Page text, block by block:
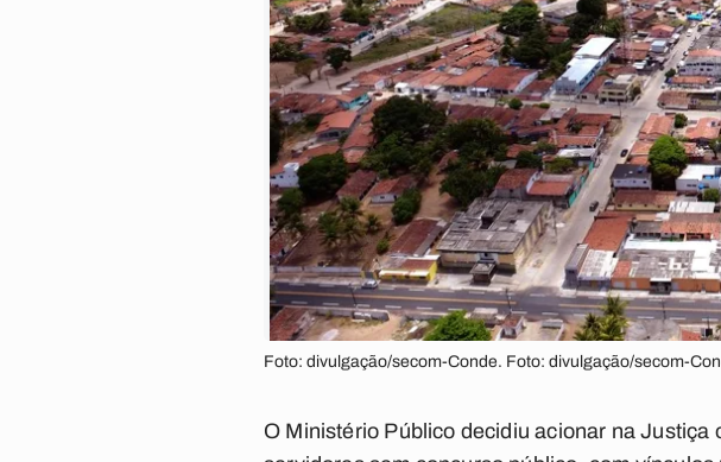
Foto: divulgação/secom-Conde. Foto: divulgação/secom-
O Ministério Público decidiu acionar na